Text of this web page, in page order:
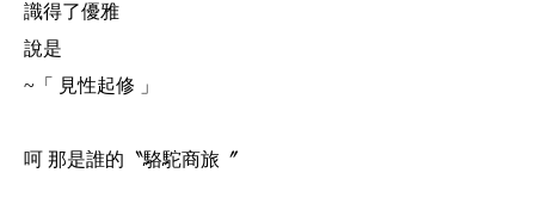
識得了優雅
說是
~「 見性起修 」
呵 那是誰的〝駱駝商旅〞